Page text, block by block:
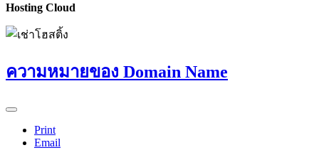
Hosting Cloud
ความหมายของ Domain Name
Print
Email